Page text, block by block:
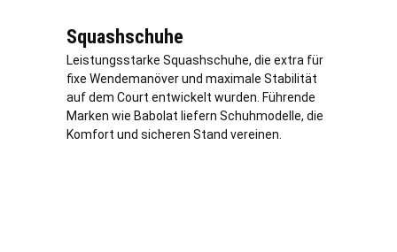
Squashschuhe
Leistungsstarke Squashschuhe, die extra für
fixe Wendemanöver und maximale Stabilität
auf dem Court entwickelt wurden. Führende
Marken wie Babolat liefern Schuhmodelle, die
Komfort und sicheren Stand vereinen.